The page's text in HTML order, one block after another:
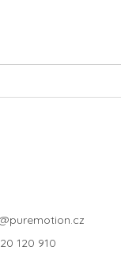
puremotion.cz
120 910